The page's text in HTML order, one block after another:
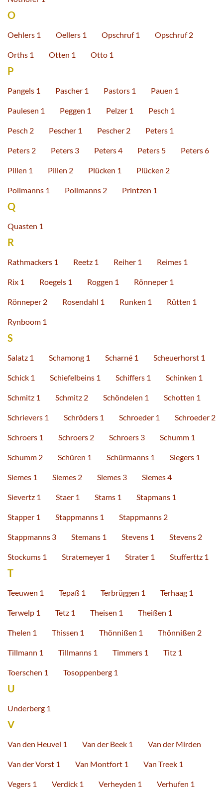
O
Oehlers 1 Oellers 1 Opschruf 1 Opschruf 2
Orths 1 Otten 1 Otto 1
P
Pangels 1 Pascher 1 Pastors 1 Pauen 1
Paulesen 1 Peggen 1 Pelzer 1 Pesch 1
Pesch 2 Pescher 1 Pescher 2 Peters 1
Peters 2 Peters 3 Peters 4 Peters 5 Peters 6
Pillen 1 Pillen 2 Plücken 1 Plücken 2
Pollmanns 1 Pollmanns 2 Printzen 1
Q
Quasten 1
R
Rathmackers 1 Reetz 1 Reiher 1 Reimes 1
Rix 1 Roegels 1 Roggen 1 Rönneper 1
Rönneper 2 Rosendahl 1 Runken 1 Rütten 1
Rynboom 1
S
Salatz 1 Schamong 1 Scharné 1 Scheuerhorst 1
Schick 1 Schiefelbeins 1 Schiffers 1 Schinken 1
Schmitz 1 Schmitz 2 Schöndelen 1 Schotten 1
Schrievers 1 Schröders 1 Schroeder 1 Schroeder 2
Schroers 1 Schroers 2 Schroers 3 Schumm 1
Schumm 2 Schüren 1 Schürmanns 1 Siegers 1
Siemes 1 Siemes 2 Siemes 3 Siemes 4
Sievertz 1 Staer 1 Stams 1 Stapmans 1
Stapper 1 Stappmanns 1 Stappmanns 2
Stappmanns 3 Stemans 1 Stevens 1 Stevens 2
Stockums 1 Stratemeyer 1 Strater 1 Stufferttz 1
T
Teeuwen 1 Tepaß 1 Terbrüggen 1 Terhaag 1
Terwelp 1 Tetz 1 Theisen 1 Theißen 1
Thelen 1 Thissen 1 Thönnißen 1 Thönnißen 2
Tillmann 1 Tillmanns 1 Timmers 1 Titz 1
Toerschen 1 Tosoppenberg 1
U
Underberg 1
V
Van den Heuvel 1 Van der Beek 1 Van der Mirden
Van der Vorst 1 Van Montfort 1 Van Treek 1
Vegers 1 Verdick 1 Verheyden 1 Verhufen 1